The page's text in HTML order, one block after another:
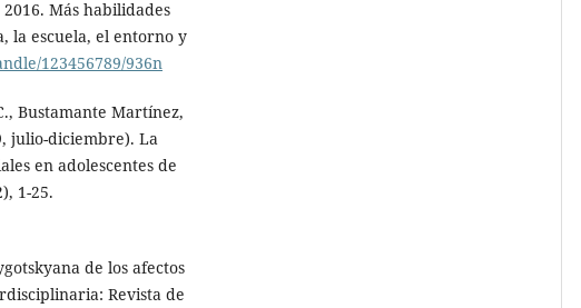
2016. Más habilidades
la escuela, el entorno y
123456789/936n
Bustamante Martínez,
julio-diciembre). La
en adolescentes de
1-25.
de los afectos
Revista de